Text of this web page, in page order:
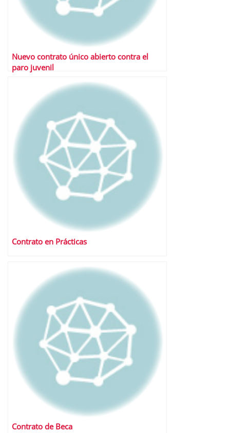
Nuevo contrato único abierto contra el
paro juvenil
Contrato en Prácticas
Contrato de Beca